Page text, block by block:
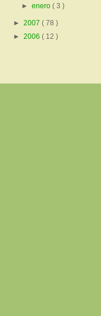
►enero( 3 )
► 2007 ( 78 )
► 2006 ( 12 )